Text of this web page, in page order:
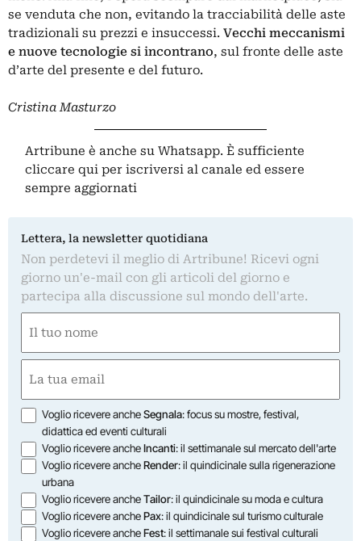
se venduta che non, evitando la tracciabilità delle aste
tradizionali su prezzi e insuccessi. Vecchi meccanismi
e nuove tecnologie si incontrano, sul fronte delle aste
d’arte del presente e del futuro.
Cristina Masturzo
Artribune è anche su Whatsapp. È sufficiente
cliccare qui per iscriversi al canale ed essere
sempre aggiornati
Lettera, la newsletter quotidiana
Non perdetevi il meglio di Artribune! Ricevi ogni
giorno un'e-mail con gli articoli del giorno e
partecipa alla discussione sul mondo dell'arte.
(Required)
First
(Required)
Opzioni
Voglio ricevere ancheSegnala: focus su mostre, festival,
didattica ed eventi culturali
Voglio ricevere ancheIncanti: il settimanale sul mercato dell'arte
Voglio ricevere ancheRender: il quindicinale sulla rigenerazione
urbana
Voglio ricevere ancheTailor: il quindicinale su moda e cultura
Voglio ricevere anchePax: il quindicinale sul turismo culturale
Voglio ricevere ancheFest: il settimanale sui festival culturali